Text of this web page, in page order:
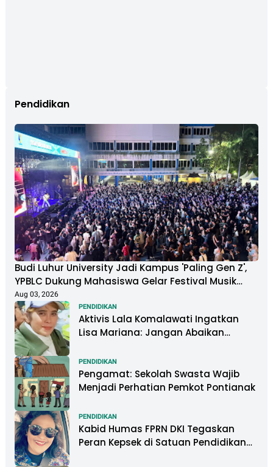
Pendidikan
Budi Luhur University Jadi Kampus 'Paling Gen Z',
YPBLC Dukung Mahasiswa Gelar Festival Musik
Berkapasitas Ribuan Penonton
Aug 03, 2026
PENDIDIKAN
Aktivis Lala Komalawati Ingatkan
Lisa Mariana: Jangan Abaikan
DNA
PENDIDIKAN
Pengamat: Sekolah Swasta Wajib
Menjadi Perhatian Pemkot Pontianak
PENDIDIKAN
Kabid Humas FPRN DKI Tegaskan
Peran Kepsek di Satuan Pendidikan